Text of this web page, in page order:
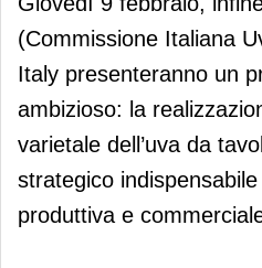
(Commissione Italiana
Italy presenteranno un
ambizioso: la
varietale dell’uva da
strategico
produttiva e